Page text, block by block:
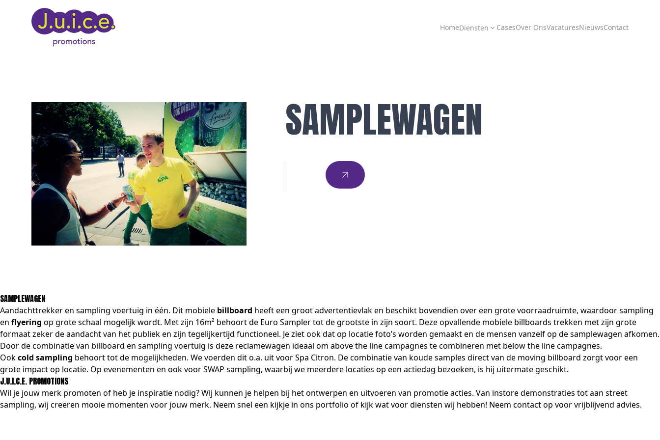
HomeDiensten CasesOver OnsVacaturesNieuwsContact
SAMPLEWAGEN
SAMPLEWAGEN
Aandachttrekker en sampling voertuig in één. Dit mobiele billboard heeft een groot advertentievlak en beschikt bovendien over een grote voorraadruimte, waardoor sampling
en flyering op grote schaal mogelijk wordt. Met zijn 16m² behoort de Euro Sampler tot de grootste in zijn soort. Deze opvallende mobiele billboards trekken met zijn grote
formaat zeker de aandacht van het publiek en zijn tegelijkertijd functioneel. Je ziet ook dat op locatie foto’s worden gemaakt en de mensen vanzelf op de samplewagen afkomen.
Door de combinatie van billboard en sampling voertuig is deze reclamewagen ideaal om above the line campagnes te combineren met below the line campagnes.
Ookcold sampling behoort tot de mogelijkheden. We voerden dit o.a. uit voor Spa Citron. De combinatie van koude samples direct van de moving billboard zorgt voor een
grote impact op locatie. Op evenementen en ook voor SWAP sampling, waarbij we meerdere locaties op een actiedag bezoeken, is hij uitermate geschikt.
J.U.I.C.E. PROMOTIONS
Wil je jouw merk promoten of heb je inspiratie nodig? Wij kunnen je helpen bij het ontwerpen en uitvoeren van promotie acties. Van instore demonstraties tot aan street
sampling, wij creëren mooie momenten voor jouw merk. Neem snel een kijkje in ons portfolio of kijk wat voordiensten wij hebben! Neem contactop voor vrijblijvend advies.